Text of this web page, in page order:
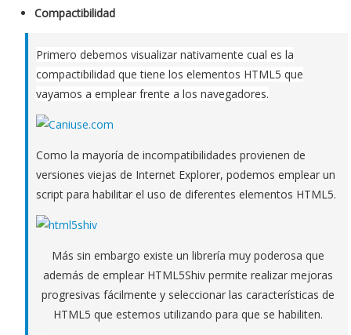
Compactibilidad
Primero debemos visualizar nativamente cual es la
compactibilidad que tiene los elementos HTML5 que
vayamos a emplear frente a los navegadores.
Como la mayoría de incompatibilidades provienen de
versiones viejas de Internet Explorer, podemos emplear un
script para habilitar el uso de diferentes elementos HTML5.
Más sin embargo existe un librería muy poderosa que
además de emplear HTML5Shiv permite realizar mejoras
progresivas fácilmente y seleccionar las características de
HTML5 que estemos utilizando para que se habiliten.